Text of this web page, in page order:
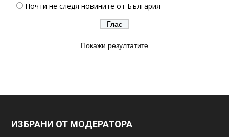
Почти не следя новините от България
Покажи резултатите
ИЗБРАНИ ОТ МОДЕРАТОРА